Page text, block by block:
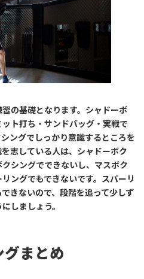
の基礎となります。シャドーボ
ト打ち・サンドバッグ・実戦で
ングでしっかり意識するところを
志している人は、シャドーボク
シングでできないし、マスボク
ングでもできないです。スパーリ
きないので、段階を追って少しず
しましょう。
まとめ